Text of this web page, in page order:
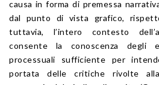
causa in forma di premessa
dal punto di vista grafico,
tuttavia, l’intero contesto
consente la conoscenza degli
processuali sufficiente per
portata delle critiche rivolte